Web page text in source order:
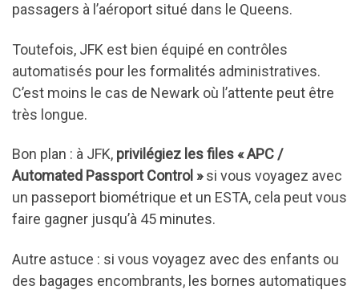
passagers à l’aéroport situé dans le Queens.
Toutefois, JFK est bien équipé en contrôles
automatisés pour les formalités administratives.
C’est moins le cas de Newark où l’attente peut être
très longue.
Bon plan : à JFK, privilégiez les files « APC /
Automated Passport Control »si vous voyagez avec
un passeport biométrique et un ESTA, cela peut vous
faire gagner jusqu’à 45 minutes.
Autre astuce : si vous voyagez avec des enfants ou
des bagages encombrants, les bornes automatiques